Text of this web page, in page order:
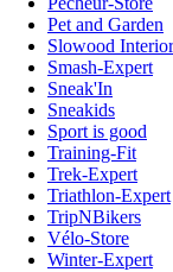
Pet and Garden
Slowood Interior
Smash-Expert
Sneak'In
Sneakids
Sport is good
Training-Fit
Trek-Expert
Triathlon-Expert
TripNBikers
Vélo-Store
Winter-Expert